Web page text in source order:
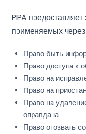
PIPA
применяемых
Право быть
Право доступа к
Право на
Право на
Право на
оправдана
Право отозвать